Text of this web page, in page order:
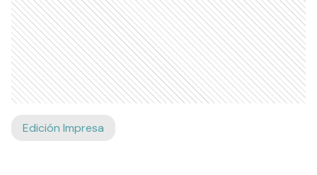
Edición Impresa